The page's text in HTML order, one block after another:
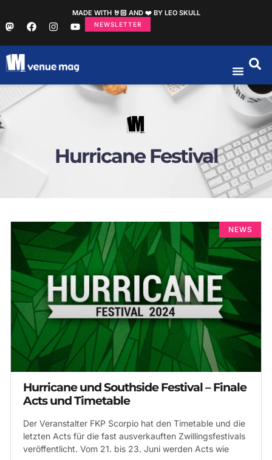
MADE WITH 🤘🏻 AND ❤️ BY LEO SKULL
NEWSLETTER
Hurricane Festival
NEWS
Hurricane und Southside Festival – Finale
Acts und Timetable
Der Veranstalter FKP Scorpio hat den Timetable und die
letzten Acts für die fast ausverkauften Zwillingsfestivals
veröffentlicht. Vom 21. bis 23. Juni werden Acts wie